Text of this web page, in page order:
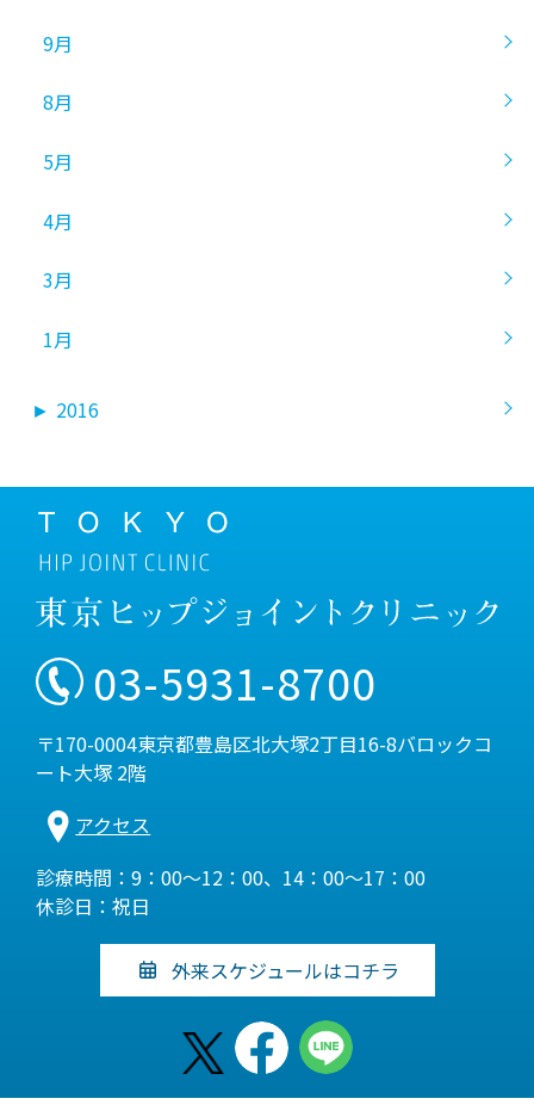
9月
8月
5月
4月
3月
1月
► 2016
03-5931-8700
〒170-0004東京都豊島区北大塚2丁目16-8バロックコ
ート大塚 2階
アクセス
診療時間：9：00～12：00、14：00～17：00
休診日：祝日
外来スケジュールはコチラ